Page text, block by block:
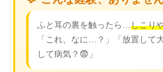
ふと耳の裏を触ったら…しこり
「これ、なに…？」「放置して
して病気？😨」